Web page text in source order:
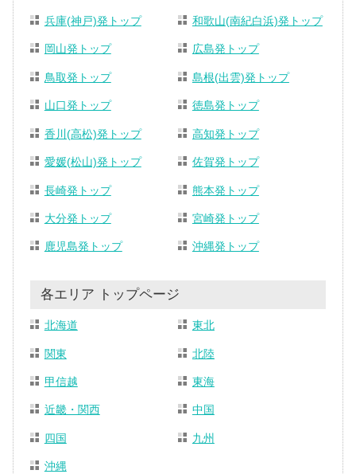
兵庫(神戸)発トップ 和歌山(南紀白浜)発トップ
岡山発トップ 広島発トップ
鳥取発トップ 島根(出雲)発トップ
山口発トップ 徳島発トップ
香川(高松)発トップ 高知発トップ
愛媛(松山)発トップ 佐賀発トップ
長崎発トップ 熊本発トップ
大分発トップ 宮崎発トップ
鹿児島発トップ 沖縄発トップ
各エリア トップページ
北海道 東北
関東 北陸
甲信越 東海
近畿・関西 中国
四国 九州
沖縄